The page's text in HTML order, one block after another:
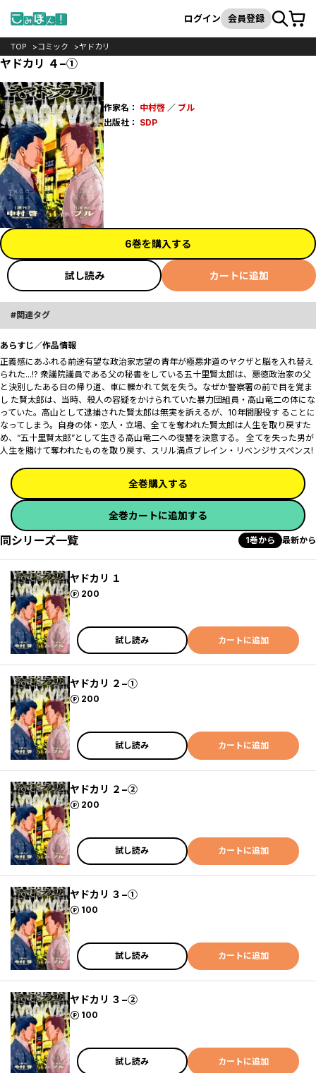
検索
ログイン 会員登録カート
TOP コミック ヤドカリ
ヤドカリ ４−①
作家名： 中村啓／ ブル
出版社： SDP
6巻を購入する
試し読み カートに追加
関連タグ
あらすじ／作品情報
正義感にあふれる前途有望な政治家志望の青年が極悪非道のヤクザと脳を入れ替え
られた...!? 衆議院議員である父の秘書をしている五十里賢太郎は、悪徳政治家の父
と決別したある日の帰り道、車に轢かれて気を失う。なぜか警察署の前で目を覚ま
し た賢太郎は、当時、殺人の容疑をかけられていた暴力団組員・高山竜二の体にな
っていた。高山として逮捕された賢太郎は無実を訴えるが、10年間服役す ることに
なってしまう。自身の体・恋人・立場、全てを奪われた賢太郎は人生を取り戻すた
め、“五十里賢太郎”として生きる高山竜二への復讐を決意する。 全てを失った男が
人生を賭けて奪われたものを取り戻す、スリル満点ブレイン・リベンジサスペンス!
全巻購入する
全巻カートに追加する
同シリーズ一覧 1巻から 最新から
ヤドカリ １
200
ポイント
試し読み カートに追加
ヤドカリ ２−①
200
ポイント
試し読み カートに追加
ヤドカリ ２−②
200
ポイント
試し読み カートに追加
ヤドカリ ３−①
100
ポイント
試し読み カートに追加
ヤドカリ ３−②
100
ポイント
試し読み カートに追加